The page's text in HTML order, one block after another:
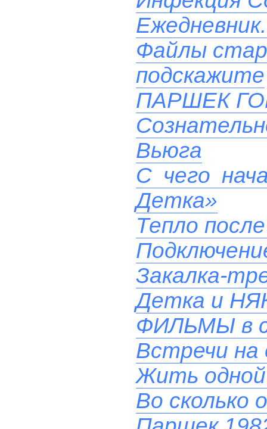
Файлы
подскажите
ПАРШЕК
Вьюга
С чего
Детка»
Тепло
Закалка-
Детка и
ФИЛЬМЫ в
Встречи на
Жить
Во сколько